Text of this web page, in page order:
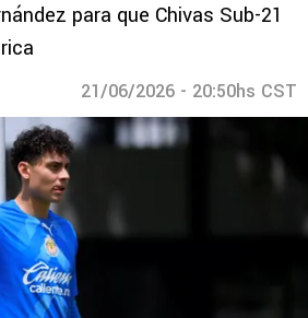
para que Chivas Sub-21
21/06/2026 - 20:50hs CST